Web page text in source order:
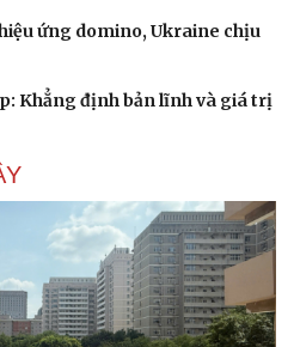
ứng domino, Ukraine chịu
Khẳng định bản lĩnh và giá trị